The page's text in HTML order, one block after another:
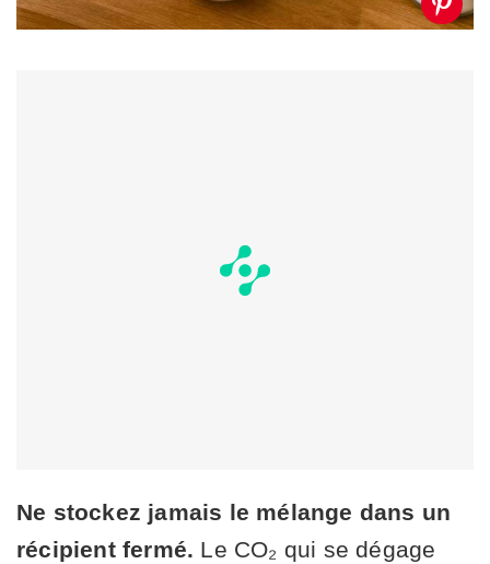
Ne stockez jamais le mélange dans un
récipient fermé. Le CO₂ qui se dégage